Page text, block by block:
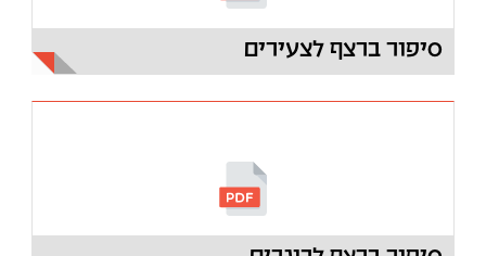
סיפור ברצף לצעירים